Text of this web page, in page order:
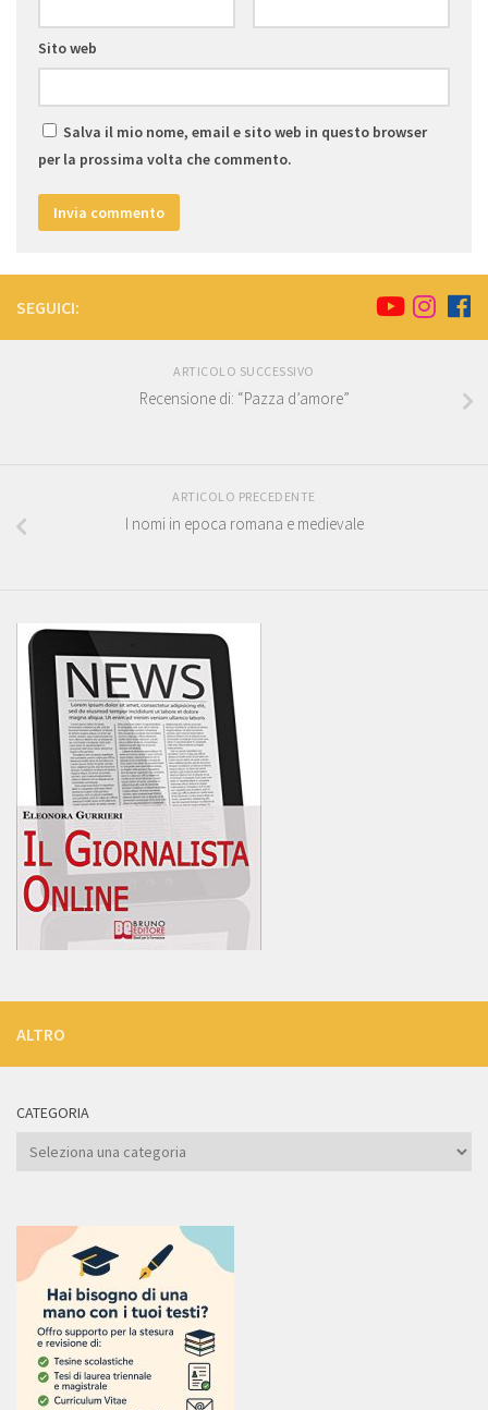
Sito web
Salva il mio nome, email e sito web in questo browser
per la prossima volta che commento.
SEGUICI:
ARTICOLO SUCCESSIVO
Recensione di: “Pazza d’amore”
ARTICOLO PRECEDENTE
I nomi in epoca romana e medievale
ALTRO
CATEGORIA
Categoria